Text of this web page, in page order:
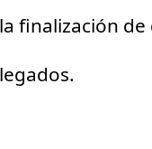
finalización